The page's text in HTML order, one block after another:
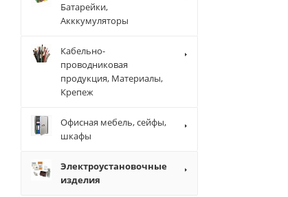
Батарейки,
Акккумуляторы
Кабельно-
проводниковая
продукция, Материалы,
Крепеж
Офисная мебель, сейфы,
шкафы
Электроустановочные
изделия